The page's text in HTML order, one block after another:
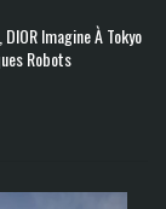
Imagine À Tokyo
Robots